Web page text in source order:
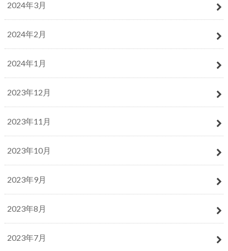
2024年3月
2024年2月
2024年1月
2023年12月
2023年11月
2023年10月
2023年9月
2023年8月
2023年7月